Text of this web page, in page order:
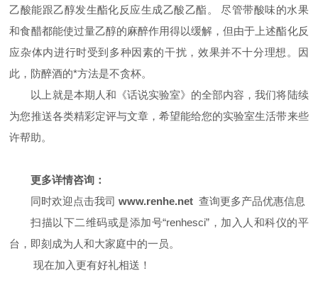
乙酸能跟乙醇发生酯化反应生成乙酸乙酯。
尽管带酸味的水果
和食醋都能使过量乙醇的麻醉作用得以缓解，但由于上述酯化反
应杂体内进行时受到多种因素的干扰，效果并不十分理想。因
此，防醉酒的*方法是不贪杯。
以上就是本期人和《话说实验室》的全部内容，我们将陆续
为您推送各类精彩定评与文章，希望能给您的实验室生活带来些
许帮助。
更多详情咨询：
同时欢迎点击我司 www.renhe.net 查询更多产品优惠信息
扫描以下二维码或是添加号“renhesci”，加入人和科仪的平
台，即刻成为人和大家庭中的一员。
现在加入更有好礼相送！